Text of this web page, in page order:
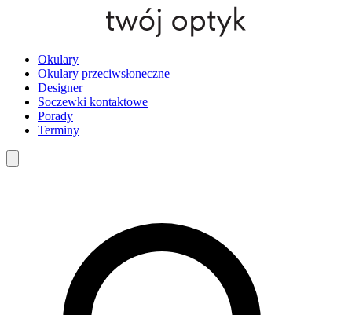
Okulary
Okulary przeciwsłoneczne
Designer
Soczewki kontaktowe
Porady
Terminy